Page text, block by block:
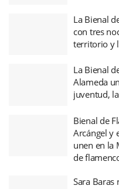
La Bienal
con tres
territorio y
La Bienal
Alameda
juventud,
Bienal de
Arcángel y
unen en la
de
Sara Baras